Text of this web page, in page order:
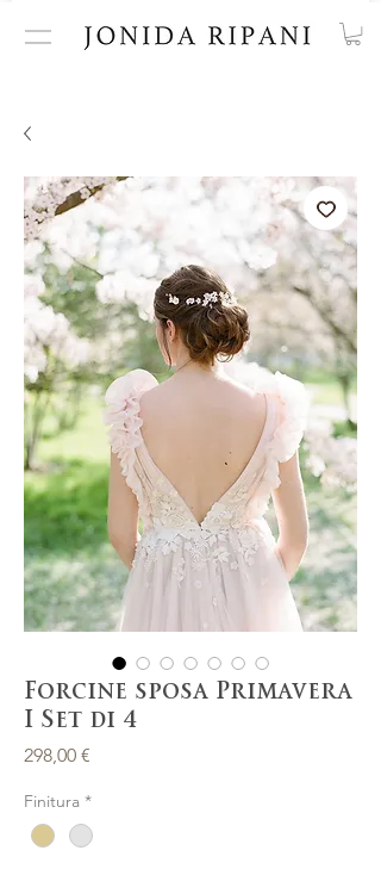
Forcine sposa Primavera
I Set di 4
298,00 €
Finitura *